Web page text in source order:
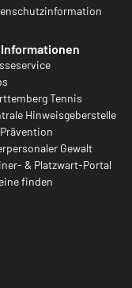
Informationen
Tennis
Hinweisgeberstelle
Gewalt
& Platzwart-Portal
finden